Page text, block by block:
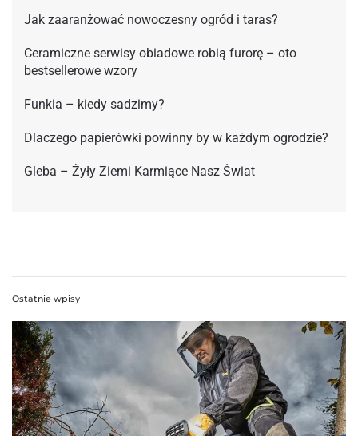
Jak zaaranżować nowoczesny ogród i taras?
Ceramiczne serwisy obiadowe robią furorę – oto
bestsellerowe wzory
Funkia – kiedy sadzimy?
Dlaczego papierówki powinny by w każdym ogrodzie?
Gleba – Żyły Ziemi Karmiące Nasz Świat
Ostatnie wpisy